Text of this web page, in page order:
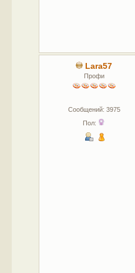
Lara57
Профи
Сообщений: 3975
Пол: